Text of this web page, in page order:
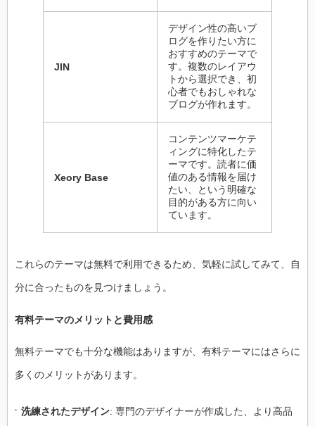
JIN
デザイン性の高いブ
ログを作りたい方に
おすすめのテーマで
す。複数のレイアウ
トから選択でき、初
心者でもおしゃれな
ブログが作れます。
Xeory Base
コンテンツマーケテ
ィングに特化したテ
ーマです。読者に価
値のある情報を届け
たい、という明確な
目的がある方に向い
ています。
これらのテーマは無料で利用できるため、気軽に試してみて、自
分に合ったものを見つけましょう。
有料テーマのメリットと費用感
無料テーマでも十分な機能はありますが、有料テーマにはさらに
多くのメリットがあります。
洗練されたデザイン: 専門のデザイナーが作成した、より高品